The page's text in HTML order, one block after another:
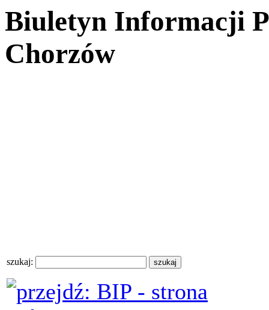
Biuletyn Informacji
Chorzów
szukaj: